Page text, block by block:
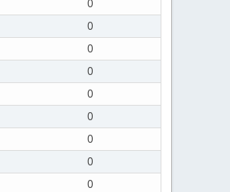
0
0
0
0
0
0
0
0
0